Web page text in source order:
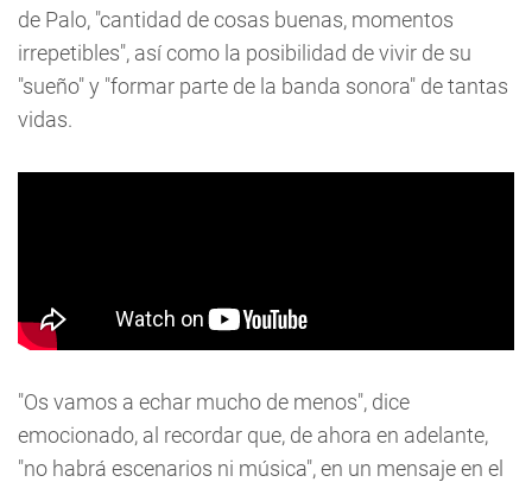
de Palo, "cantidad de cosas buenas, momentos
irrepetibles", así como la posibilidad de vivir de su
"sueño" y "formar parte de la banda sonora" de tantas
vidas.
"Os vamos a echar mucho de menos", dice
emocionado, al recordar que, de ahora en adelante,
"no habrá escenarios ni música", en un mensaje en el